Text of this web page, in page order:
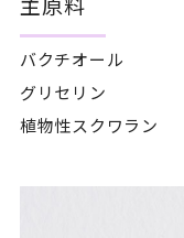
バクチオール
グリセリン
植物性スクワラン